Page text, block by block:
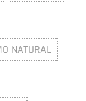
NATURAL